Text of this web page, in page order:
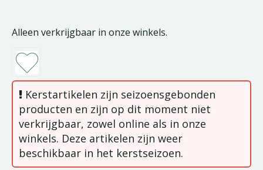
Alleen verkrijgbaar in onze winkels.
Kerstartikelen zijn seizoensgebonden
producten en zijn op dit moment niet
verkrijgbaar, zowel online als in onze
winkels. Deze artikelen zijn weer
beschikbaar in het kerstseizoen.